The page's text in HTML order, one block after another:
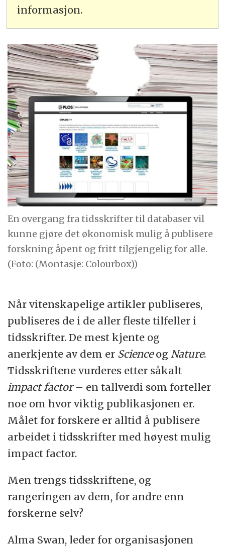
informasjon.
En overgang fra tidsskrifter til databaser vil
kunne gjøre det økonomisk mulig å publisere
forskning åpent og fritt tilgjengelig for alle.
(Foto: (Montasje: Colourbox))
Når vitenskapelige artikler publiseres,
publiseres de i de aller fleste tilfeller i
tidsskrifter. De mest kjente og
anerkjente av dem er Scienceog Nature.
Tidsskriftene vurderes etter såkalt
impact factor– en tallverdi som forteller
noe om hvor viktig publikasjonen er.
Målet for forskere er alltid å publisere
arbeidet i tidsskrifter med høyest mulig
impact factor.
Men trengs tidsskriftene, og
rangeringen av dem, for andre enn
forskerne selv?
Alma Swan, leder for organisasjonen